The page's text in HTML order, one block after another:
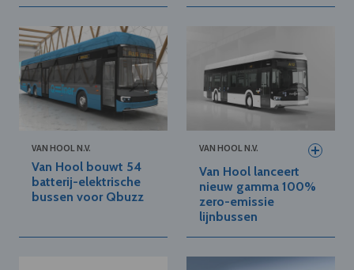
VAN HOOL N.V.
Van Hool bouwt 54
batterij-elektrische
bussen voor Qbuzz
VAN HOOL N.V.
Van Hool lanceert
nieuw gamma 100%
zero-emissie
lijnbussen